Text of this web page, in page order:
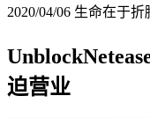
2020/04/06 生命在于折
迫营业